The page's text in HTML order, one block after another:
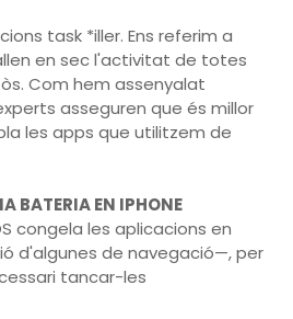
task *iller. Ens referim a
en sec l'activitat de totes
Com hem assenyalat
asseguren que és millor
les apps que utilitzem de
BATERIA EN IPHONE
congela les aplicacions en
d'algunes de navegació—, per
tancar-les